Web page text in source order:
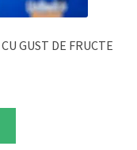
GUST DE FRUCTE